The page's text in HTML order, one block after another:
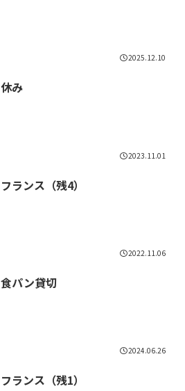
2025.12.10
休み
2023.11.01
フランス（残4）
2022.11.06
食パン貸切
2024.06.26
フランス（残1）